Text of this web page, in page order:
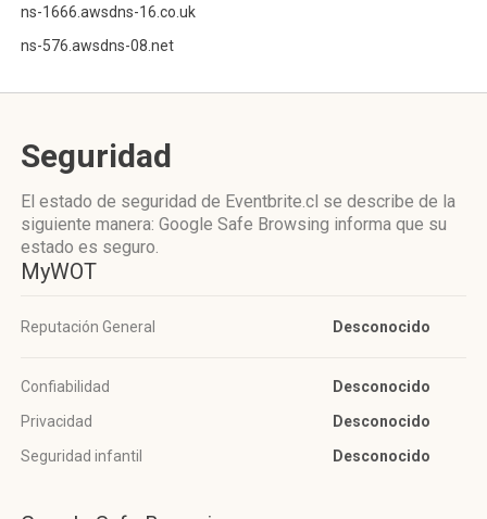
ns-1666.awsdns-16.co.uk
ns-576.awsdns-08.net
Seguridad
El estado de seguridad de Eventbrite.cl se describe de la
siguiente manera: Google Safe Browsing informa que su
estado es seguro.
MyWOT
Reputación General Desconocido
Confiabilidad
Desconocido
Privacidad
Desconocido
Seguridad infantil
Desconocido